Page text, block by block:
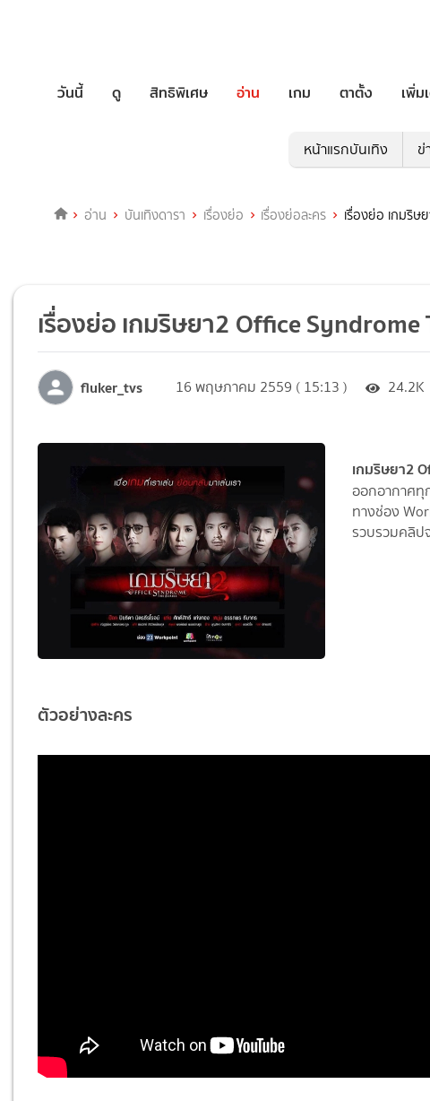
วันนี้ ดู สิทธิพิเศษ อ่าน เกม ตาตั้ง เพิ่ม
หน้าแรกบันเทิง ข่
อ่าน บันเทิงดารา เรื่องย่อ เรื่องย่อละคร เรื่องย่อ เกมริษ
เรื่องย่อ เกมริษยา2 Office Syndrome
fluker_tvs 16 พฤษภาคม 2559 ( 15:13 ) 24.2K
เกมริษยา2
ออกอากาศทุ
ทางช่อง
รวบรวมคลิป
ตัวอย่างละคร